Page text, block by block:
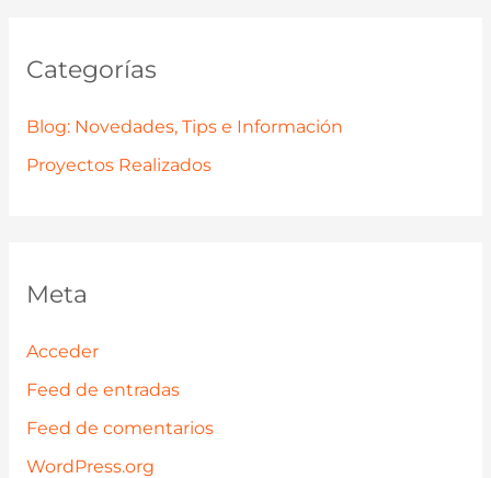
Categorías
Blog: Novedades, Tips e Información
Proyectos Realizados
Meta
Acceder
Feed de entradas
Feed de comentarios
WordPress.org